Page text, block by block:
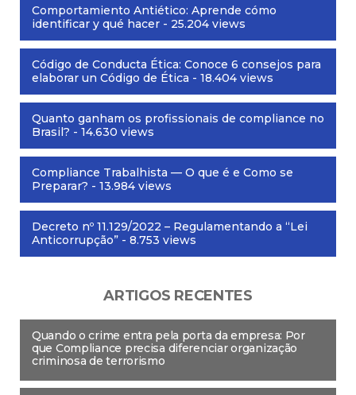
Comportamiento Antiético: Aprende cómo
identificar y qué hacer - 25.204 views
Código de Conducta Ética: Conoce 6 consejos para
elaborar un Código de Ética - 18.404 views
Quanto ganham os profissionais de compliance no
Brasil? - 14.630 views
Compliance Trabalhista — O que é e Como se
Preparar? - 13.984 views
Decreto nº 11.129/2022 – Regulamentando a “Lei
Anticorrupção” - 8.753 views
ARTIGOS RECENTES
Quando o crime entra pela porta da empresa: Por
que Compliance precisa diferenciar organização
criminosa de terrorismo